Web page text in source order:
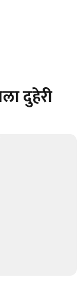
दुहेरी